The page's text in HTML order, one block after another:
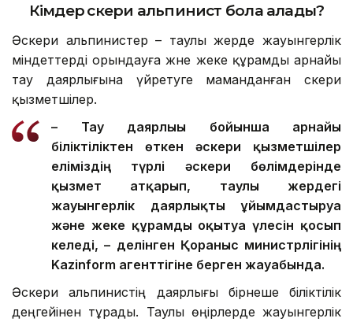
Кімдер әскери альпинист бола алады?
Әскери альпинистер – таулы жерде жауынгерлік
міндеттерді орындауға және жеке құрамды арнайы
тау даярлығына үйретуге маманданған әскери
қызметшілер.
– Тау даярлығы бойынша арнайы
біліктіліктен өткен әскери қызметшілер
еліміздің түрлі әскери бөлімдерінде
қызмет атқарып, таулы жердегі
жауынгерлік даярлықты ұйымдастыруға
және жеке құрамды оқытуға үлесін қосып
келеді, – делінген Қорғаныс министрлігінің
Kazinform агенттігіне берген жауабында.
Әскери альпинистің даярлығы бірнеше біліктілік
деңгейінен тұрады. Таулы өңірлерде жауынгерлік